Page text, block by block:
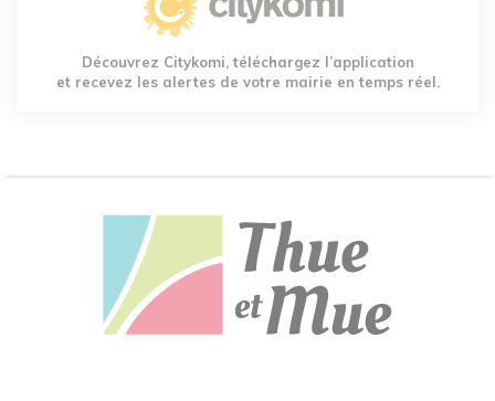
Découvrez Citykomi, téléchargez l’application
et recevez les alertes de votre mairie en temps réel.